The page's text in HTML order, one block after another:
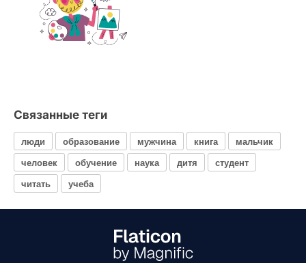
Связанные теги
люди образование мужчина книга
мальчик
человек
обучение наука дитя
студент
читать
учеба